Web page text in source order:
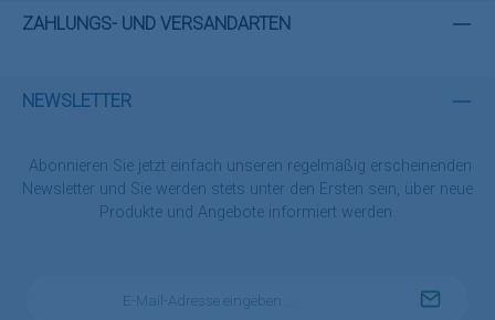
ZAHLUNGS- UND VERSANDARTEN
NEWSLETTER
Abonnieren Sie jetzt einfach unseren regelmäßig erscheinenden
Newsletter und Sie werden stets unter den Ersten sein, über neue
Produkte und Angebote informiert werden.